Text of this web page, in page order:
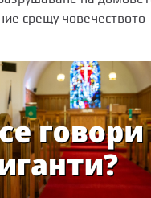
срещу човечеството